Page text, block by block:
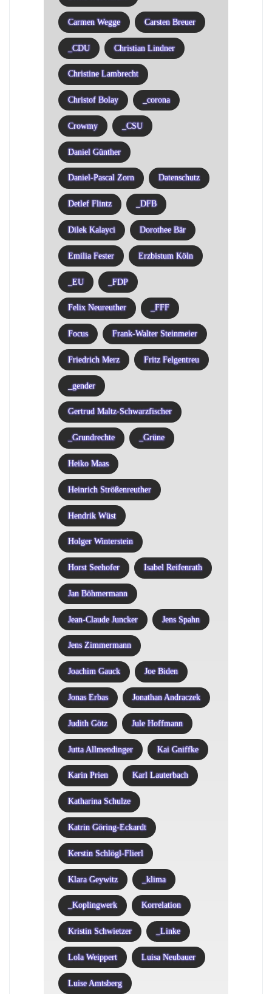
Carmen Wegge Carsten Breuer
_CDU Christian Lindner
Christine Lambrecht
Christof Bolay _corona
Crowmy _CSU
Daniel Günther
Daniel-Pascal Zorn Datenschutz
Detlef Flintz _DFB
Dilek Kalayci Dorothee Bär
Emilia Fester Erzbistum Köln
_EU _FDP
Felix Neureuther _FFF
Focus Frank-Walter Steinmeier
Friedrich Merz Fritz Felgentreu
_gender
Gertrud Maltz-Schwarzfischer
_Grundrechte _Grüne
Heiko Maas
Heinrich Strößenreuther
Hendrik Wüst
Holger Winterstein
Horst Seehofer Isabel Reifenrath
Jan Böhmermann
Jean-Claude Juncker Jens Spahn
Jens Zimmermann
Joachim Gauck Joe Biden
Jonas Erbas Jonathan Andraczek
Judith Götz Jule Hoffmann
Jutta Allmendinger Kai Gniffke
Karin Prien Karl Lauterbach
Katharina Schulze
Katrin Göring-Eckardt
Kerstin Schlögl-Flierl
Klara Geywitz _klima
_Koplingwerk Korrelation
Kristin Schwietzer _Linke
Lola Weippert Luisa Neubauer
Luise Amtsberg